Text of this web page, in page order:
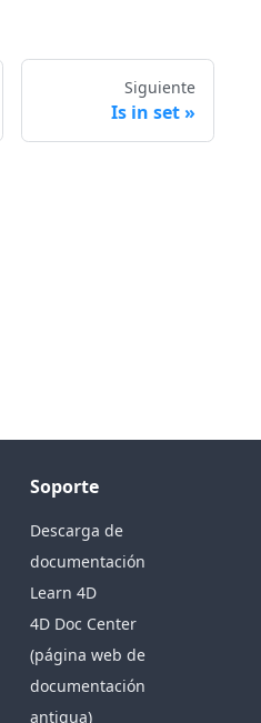
Siguiente
Is in set
Soporte
Descarga de
documentación
Learn 4D
4D Doc Center
(página web de
documentación
antigua)